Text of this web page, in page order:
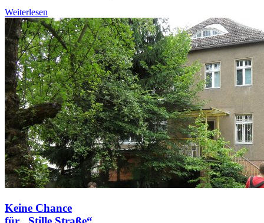
Weiterlesen
Keine Chance